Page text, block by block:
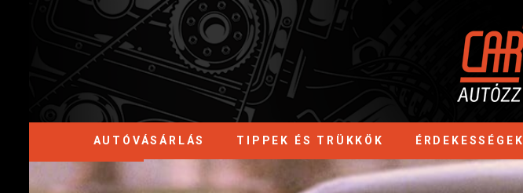
AUTÓVÁSÁRLÁS TIPPEK ÉS TRÜKKÖK ÉRDEKESSÉGEK